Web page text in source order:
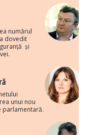
numărul
dovedit
și
unui nou
parlamentară.